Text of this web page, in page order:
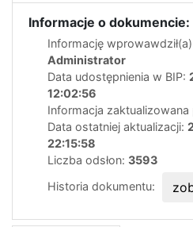
Informacje o dokumencie:
Informację
Administrator
Data udostępnienia w BIP:
12:02:56
Informacja zaktualizowana
Data ostatniej aktualizacji:
22:15:58
Liczba odsłon: 3593
Historia dokumentu: